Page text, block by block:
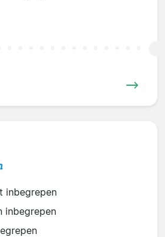
inbegrepen
inbegrepen